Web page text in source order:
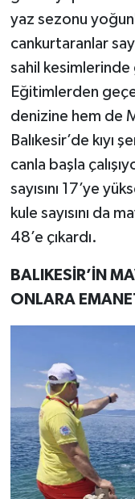
yaz sezonu
cankurtaranlar
sahil
Eğitimlerden
denizine hem de
Balıkesir’de kıyı
canla başla
sayısını 17’ye
kule sayısını da
48’e çıkardı.
BALIKESİR’İN
ONLARA